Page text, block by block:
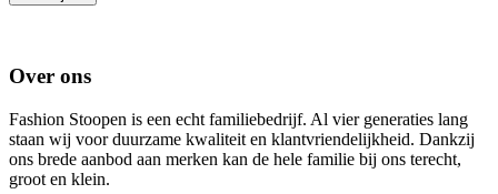
Over ons
Fashion Stoopen is een echt familiebedrijf. Al vier generaties lang
staan wij voor duurzame kwaliteit en klantvriendelijkheid. Dankzij
ons brede aanbod aan merken kan de hele familie bij ons terecht,
groot en klein.